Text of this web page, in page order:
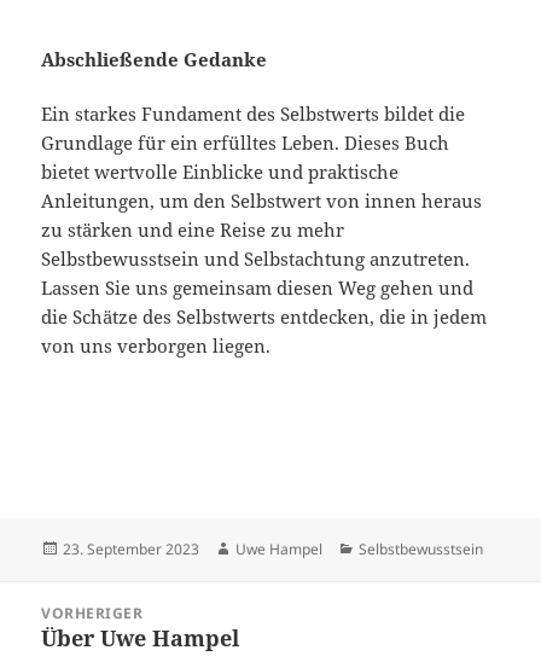
Abschließende Gedanke
Ein starkes Fundament des Selbstwerts bildet die
Grundlage für ein erfülltes Leben. Dieses Buch
bietet wertvolle Einblicke und praktische
Anleitungen, um den Selbstwert von innen heraus
zu stärken und eine Reise zu mehr
Selbstbewusstsein und Selbstachtung anzutreten.
Lassen Sie uns gemeinsam diesen Weg gehen und
die Schätze des Selbstwerts entdecken, die in jedem
von uns verborgen liegen.
Veröffentlicht
23. September 2023 Autor
Uwe Hampel Kategorien
Selbstbewusstsein
VORHERIGER
Vorheriger
Über Uwe Hampel